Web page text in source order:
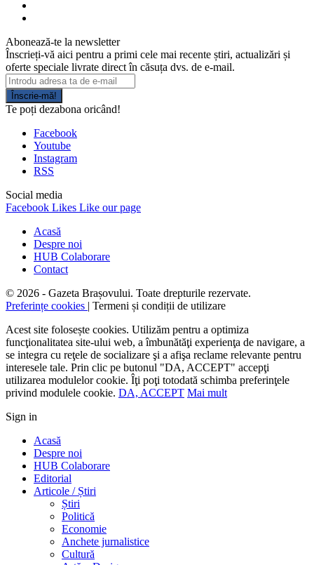
Abonează-te la newsletter
Înscrieți-vă aici pentru a primi cele mai recente știri, actualizări și
oferte speciale livrate direct în căsuța dvs. de e-mail.
Înscrie-mă!
Te poți dezabona oricând!
Facebook
Youtube
Instagram
RSS
Social media
Facebook Likes Like our page
Acasă
Despre noi
HUB Colaborare
Contact
© 2026 - Gazeta Brașovului. Toate drepturile rezervate.
Preferințe cookies | Termeni și condiții de utilizare
Acest site folosește cookies. Utilizăm pentru a optimiza
funcţionalitatea site-ului web, a îmbunătăţi experienţa de navigare, a
se integra cu reţele de socializare şi a afişa reclame relevante pentru
interesele tale. Prin clic pe butonul "DA, ACCEPT" accepţi
utilizarea modulelor cookie. Îţi poţi totodată schimba preferinţele
privind modulele cookie. DA, ACCEPT Mai mult
Sign in
Acasă
Despre noi
HUB Colaborare
Editorial
Articole / Știri
Știri
Politică
Economie
Anchete jurnalistice
Cultură